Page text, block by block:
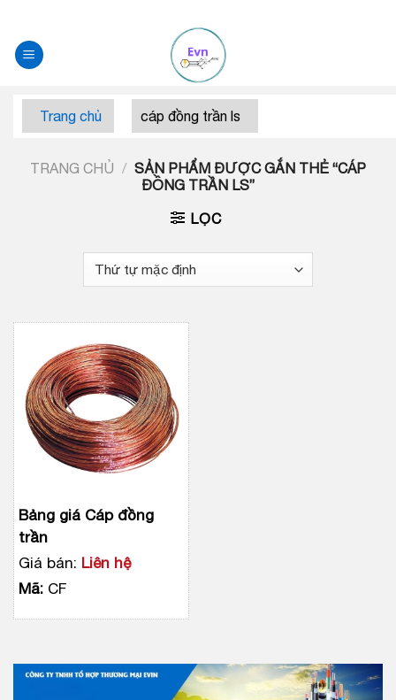
Trang chủ cáp đồng trần ls
TRANG CHỦ / SẢN PHẨM ĐƯỢC GẮN THẺ “CÁP
ĐỒNG TRẦN LS”
LỌC
Bảng giá Cáp đồng
trần
Giá bán: Liên hệ
Mã: CF